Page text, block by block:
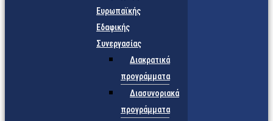
Ευρωπαϊκής
Εδαφικής
Συνεργασίας
Διακρατικά
προγράμματα
Διασυνοριακά
προγράμματα